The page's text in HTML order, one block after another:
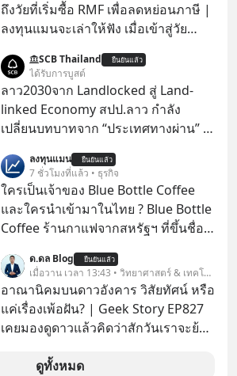
ถึงวัยที่เริ่มซื้อ RMF เพื่อลดหย่อนภาษี |
ลงทุนแมนจะเล่าให้ฟัง เมื่อเข้าสู่วัย
ภาษี หลายคนมักได้รับคำแนะนำให้
ลงทุนใน RMF เพราะนอกจากจะช่วยลด
หย่อนภาษีได้แล้ว ยังเป็นโอกาสในการ
สร้างความมั่งคั่งระยะยาว แต่น้อยคน
อะไรบ้าง ควรดู ตรงไหน ทำอย่างไร ถึง
จะดีกับเรา แล้วเราควรรู้ข้อมูลอะไร
เกี่ยวกับ RMF บ้าง เพื่อให้นำไปใช้ต่อได้
จริง ๆ ลงทุนแมนจะเล่าให้ฟัง
SCB Thailand ยืนยันแล้ว
ได้รับการบูสต์
ลาว2030จาก Landlocked สู่ Land-
linked Economy สปป.ลาว กำลัง
เปลี่ยนบทบาทจาก “ประเทศทางผ่าน” สู่
ของอนุภูมิภาคลุ่มแม่น้ำโขง
ลงทุนแมน ยืนยันแล้ว
7 ชั่วโมงที่แล้ว • ธุรกิจ
ใครเป็นเจ้าของ Blue Bottle Coffee
และใครนำเข้ามาในไทย ? Blue Bottle
Coffee ร้านกาแฟจากสหรัฐฯ ที่ขึ้นชื่อ
แรกในประเทศไทย ที่ Central Park
ด.ดล Blog ยืนยันแล้ว
เมื่อวาน เวลา 13:43 • วิทยาศาสตร์ & เทคโนโลยี
อาณานิคมบนดาวอังคาร วิสัยทัศน์ หรือ
แค่เรื่องเพ้อฝัน? | Geek Story EP827
เคยมองดูดาวแล้วคิดว่าสักวันเราจะย้าย
หรือ Jeff Bezos บอกไว้หรือเปล่า ภาพ
ดูทั้งหมด